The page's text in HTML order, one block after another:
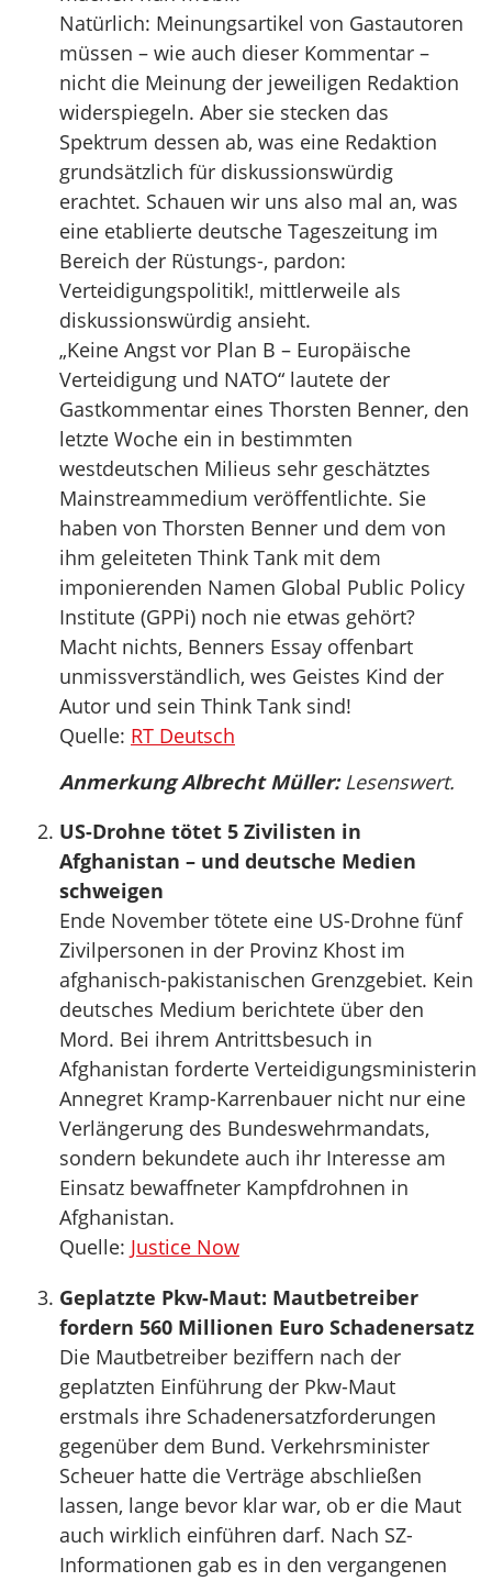
Natürlich: Meinungsartikel von Gastautoren
müssen – wie auch dieser Kommentar –
nicht die Meinung der jeweiligen Redaktion
widerspiegeln. Aber sie stecken das
Spektrum dessen ab, was eine Redaktion
grundsätzlich für diskussionswürdig
erachtet. Schauen wir uns also mal an, was
eine etablierte deutsche Tageszeitung im
Bereich der Rüstungs-, pardon:
Verteidigungspolitik!, mittlerweile als
diskussionswürdig ansieht.
„Keine Angst vor Plan B – Europäische
Verteidigung und NATO“ lautete der
Gastkommentar eines Thorsten Benner, den
letzte Woche ein in bestimmten
westdeutschen Milieus sehr geschätztes
Mainstreammedium veröffentlichte. Sie
haben von Thorsten Benner und dem von
ihm geleiteten Think Tank mit dem
imponierenden Namen Global Public Policy
Institute (GPPi) noch nie etwas gehört?
Macht nichts, Benners Essay offenbart
unmissverständlich, wes Geistes Kind der
Autor und sein Think Tank sind!
Quelle: RT Deutsch
Anmerkung Albrecht Müller:Lesenswert.
US-Drohne tötet 5 Zivilisten in
Afghanistan – und deutsche Medien
schweigen
Ende November tötete eine US-Drohne fünf
Zivilpersonen in der Provinz Khost im
afghanisch-pakistanischen Grenzgebiet. Kein
deutsches Medium berichtete über den
Mord. Bei ihrem Antrittsbesuch in
Afghanistan forderte Verteidigungsministerin
Annegret Kramp-Karrenbauer nicht nur eine
Verlängerung des Bundeswehrmandats,
sondern bekundete auch ihr Interesse am
Einsatz bewaffneter Kampfdrohnen in
Afghanistan.
Quelle: Justice Now
Geplatzte Pkw-Maut: Mautbetreiber
fordern 560 Millionen Euro Schadenersatz
Die Mautbetreiber beziffern nach der
geplatzten Einführung der Pkw-Maut
erstmals ihre Schadenersatzforderungen
gegenüber dem Bund. Verkehrsminister
Scheuer hatte die Verträge abschließen
lassen, lange bevor klar war, ob er die Maut
auch wirklich einführen darf. Nach SZ-
Informationen gab es in den vergangenen